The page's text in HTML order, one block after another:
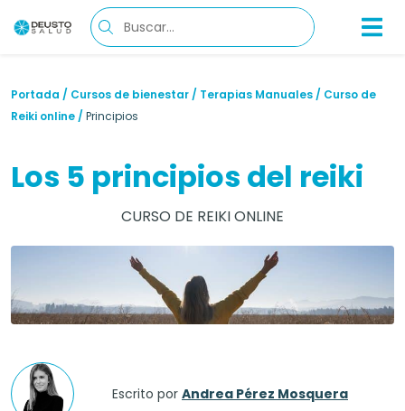
Portada / Cursos de bienestar / Terapias Manuales / Curso de
Reiki online / Principios
Los 5 principios del reiki
CURSO DE REIKI ONLINE
Escrito por Andrea Pérez Mosquera